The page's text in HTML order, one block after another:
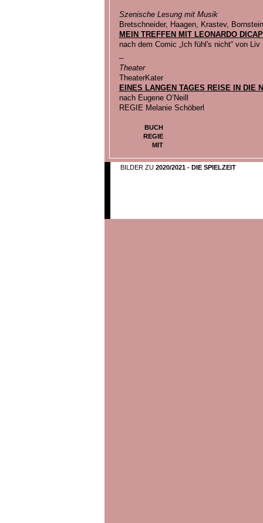
Szenische Lesung mit Musik
Bretschneider, Haagen, Krastev, Bornstein
MEIN TREFFEN MIT LEONARDO
nach dem Comic „Ich fühl's nicht“ von Liv
Theater
TheaterKater
EINES LANGEN TAGES REISE IN DIE
nach Eugene O’Neill
REGIE Melanie Schöberl
BUCH
REGIE
MIT
BILDER ZU 2020/2021 - DIE SPIELZEIT